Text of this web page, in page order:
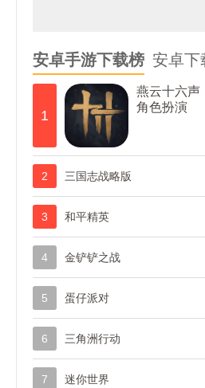
安卓手游下载榜 安卓下
1
燕云十六声
角色扮演
2 三国志战略版
3 和平精英
4 金铲铲之战
5 蛋仔派对
6 三角洲行动
7 迷你世界